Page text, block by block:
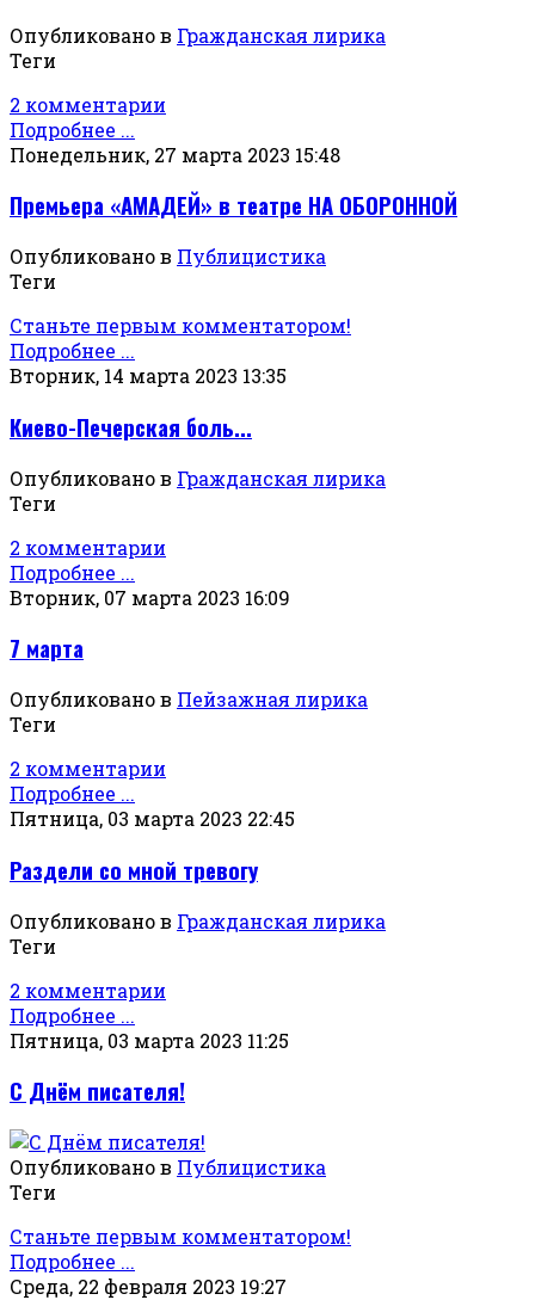
Опубликовано в Гражданская лирика
Теги
2 комментарии
Подробнее ...
Понедельник, 27 марта 2023 15:48
Премьера «АМАДЕЙ» в театре НА ОБОРОННОЙ
Опубликовано в Публицистика
Теги
Станьте первым комментатором!
Подробнее ...
Вторник, 14 марта 2023 13:35
Киево-Печерская боль...
Опубликовано в Гражданская лирика
Теги
2 комментарии
Подробнее ...
Вторник, 07 марта 2023 16:09
7 марта
Опубликовано в Пейзажная лирика
Теги
2 комментарии
Подробнее ...
Пятница, 03 марта 2023 22:45
Раздели со мной тревогу
Опубликовано в Гражданская лирика
Теги
2 комментарии
Подробнее ...
Пятница, 03 марта 2023 11:25
С Днём писателя!
Опубликовано в Публицистика
Теги
Станьте первым комментатором!
Подробнее ...
Среда, 22 февраля 2023 19:27